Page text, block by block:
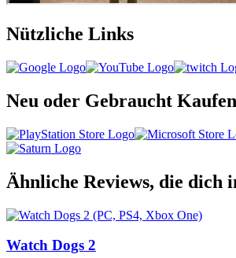
Nützliche Links
Neu oder Gebraucht Kaufen
Ähnliche Reviews, die dich
Watch Dogs 2